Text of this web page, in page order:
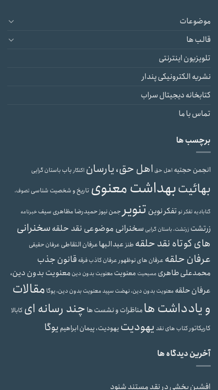
موضوعات
قالب ها
تلویزیون اینترنتی
نشریه الکترونیکی پندار
کتابخانه دیجیتال سراب
تماس با ما
برچسب ها
انجمن حجتیه اهل حق اهل حق، یارسان اکنکارباب باستان گرایی
بهائیتبهداشت معنوی تاریخ و شخصیت شناسی تصوف،
گنابادیه تفکر نوتفکر نوین تنویر جمن نیوزحمیدرضا مظاهری سیفخبرنامه
زرتشت زرتشت، باستان گرایی سخنرانی موضوعی نقد حلقهسخنرانی
های کوتاه نقد حلقه طنزعبدالبهاعرفان التقاطی عرفان حقیقی
عرفان حلقه عرفان های نوظهورعرفان کاذبفرقه قانون جذب
محمدعلی طاهری مسیحیت معنویت معنویت بدون دین معنویت بدون دین،
عرفان حلقه معنویت بدون دین، نهضت سپیدمعنویت بدون دین، یوگا مقالات
و یادداشت هامناظرات و نشست ها چند رسانه ای کابالا
کاریکاتورکتاب های نقد یهودیت یهودیت، پیمان ابراهیم یوگا
آخرین دیدگاه ها
افشین بخشیدرنقد مستند شنود